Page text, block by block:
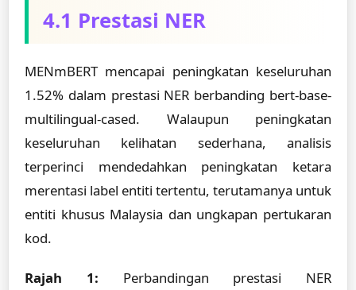
4.1 Prestasi NER
MENmBERT mencapai peningkatan keseluruhan
1.52% dalam prestasi NER berbanding bert-base-
multilingual-cased. Walaupun peningkatan
keseluruhan kelihatan sederhana, analisis
terperinci mendedahkan peningkatan ketara
merentasi label entiti tertentu, terutamanya untuk
entiti khusus Malaysia dan ungkapan pertukaran
kod.
Rajah 1: Perbandingan prestasi NER